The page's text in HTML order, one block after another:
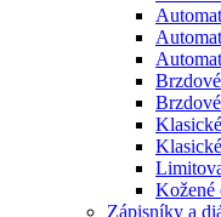
Kožené
Zápisníky a